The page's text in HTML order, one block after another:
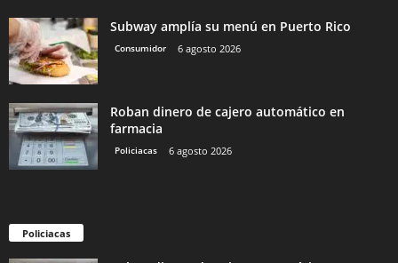
Subway amplía su menú en Puerto Rico
Consumidor 6 agosto 2026
Roban dinero de cajero automático en
farmacia
Policiacas 6 agosto 2026
Policiacas